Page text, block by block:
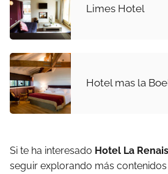
Limes Hotel
Hotel mas la
Si te ha interesado Hotel La
seguir explorando más